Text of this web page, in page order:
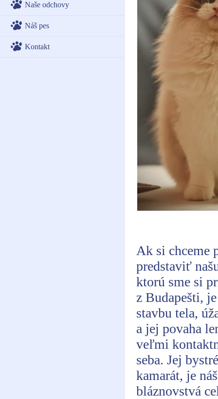
Naše odchovy
Náš pes
Kontakt
Ak si chceme
predstaviť
ktorú sme si
z Budapešti,
stavbu tela,
a jej povaha
veľmi
seba. Jej
kamarát, je
bláznovstvá